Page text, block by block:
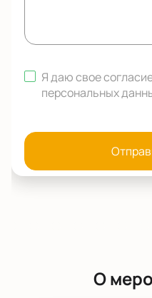
Я даю свое
персональных
О